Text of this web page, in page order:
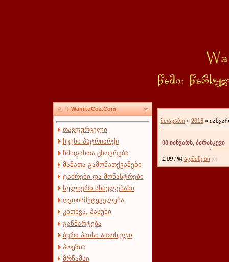
† Wami.uCoz.Com
თავფურცელი
ჩვენი პატრიარქი
წმიდანთა ცხოვრება
მამათა გამონათქვამები
ტაძრები და მონასტრები
სულიერი სწავლებანი
ღვთისმეტყველება
კითხვა, პასუხი
განმარტება
ბერი პაისი ათონელი
პოეზია
მრწამსი
მთავარი » 2016 »
08 იანვარს, პარასკევი
1:09 PM ადმინები (0)